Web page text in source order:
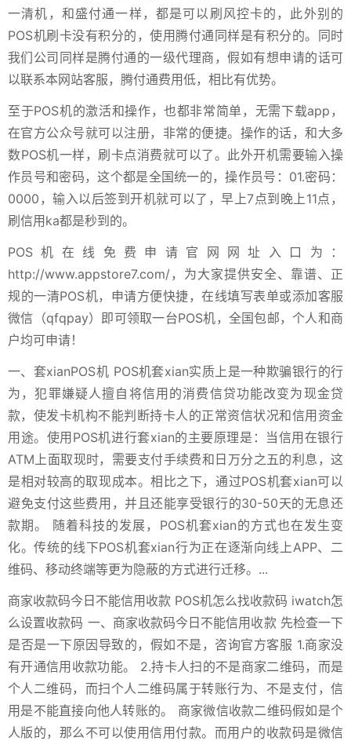
一清机，和盛付通一样，都是可以刷风控卡的，此外别的
POS机刷卡没有积分的，使用腾付通同样是有积分的。同时
我们公司同样是腾付通的一级代理商，假如有想申请的话可
以联系本网站客服，腾付通费用低，相比有优势。
至于POS机的激活和操作，也都非常简单，无需下载app，
在官方公众号就可以注册，非常的便捷。操作的话，和大多
数POS机一样，刷卡点消费就可以了。此外开机需要输入操
作员号和密码，这个都是全国统一的，操作员号：01.密码：
0000，输入以后签到开机就可以了，早上7点到晚上11点，
刷信用ka都是秒到的。
POS机在线免费申请官网网址入口为：
http://www.appstore7.com/，为大家提供安全、靠谱、正
规的一清POS机，申请方便快捷，在线填写表单或添加客服
微信（qfqpay）即可领取一台POS机，全国包邮，个人和商
户均可申请！
一、套xianPOS机 POS机套xian实质上是一种欺骗银行的行
为，犯罪嫌疑人擅自将信用的消费信贷功能改变为现金贷
款，使发卡机构不能判断持卡人的正常资信状况和信用资金
用途。使用POS机进行套xian的主要原理是：当信用在银行
ATM上面取现时，需要支付手续费和日万分之五的利息，这
是相对较高的取现成本。相比之下，通过POS机套xian可以
避免支付这些费用，并且还能享受银行的30-50天的无息还
款期。 随着科技的发展，POS机套xian的方式也在发生变
化。传统的线下POS机套xian行为正在逐渐向线上APP、二
维码、移动终端等更为隐蔽的方式进行迁移。...
商家收款码今日不能信用收款 POS机怎么找收款码 iwatch怎
么设置收款码 一、商家收款码今日不能信用收款 先检查一下
是否是一下原因导致的，假如不是，咨询官方客服 1.商家没
有开通信用收款功能。 2.持卡人扫的不是商家二维码，而是
个人二维码，而扫个人二维码属于转账行为、不是支付，信
用是不能直接向他人转账的。 商家微信收款二维码假如是个
人版的，那么不可以使用信用付款。而用户的收款码是微信